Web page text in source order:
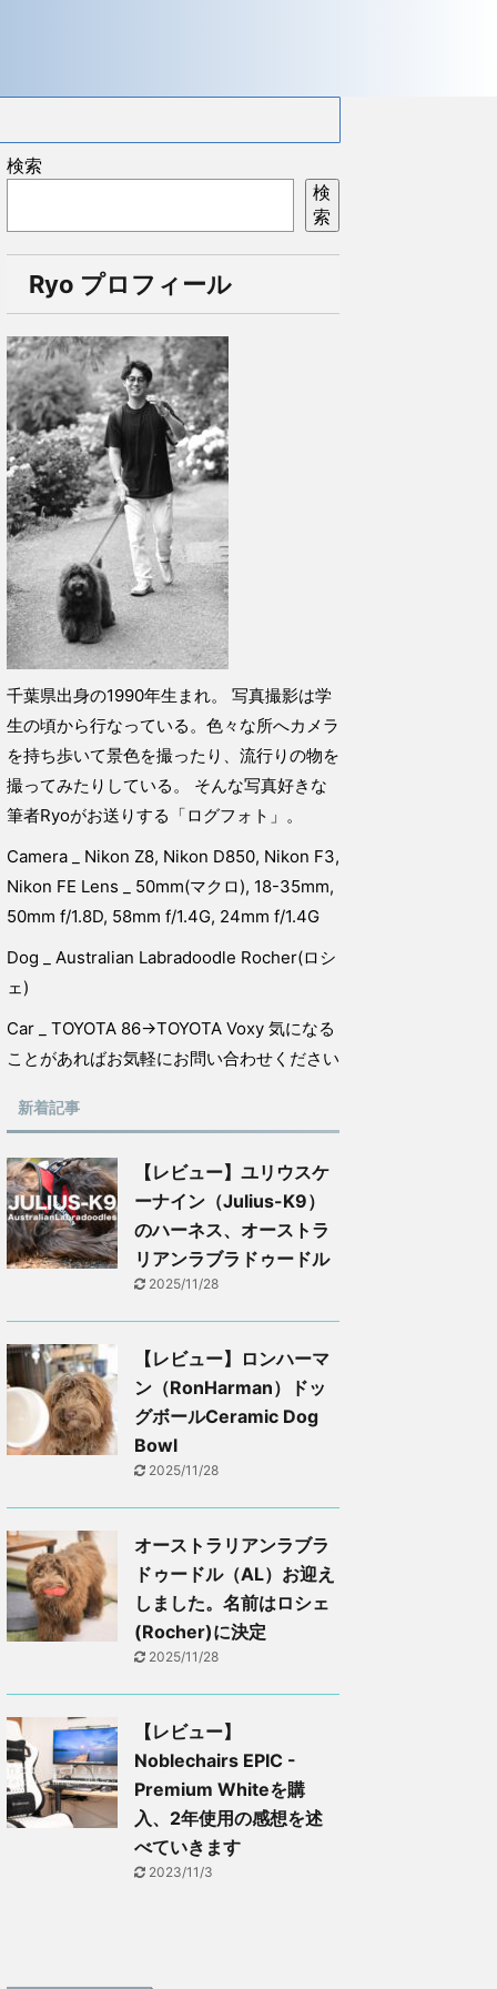
検索
検
索
Ryo プロフィール
千葉県出身の1990年生まれ。 写真撮影は学
生の頃から行なっている。色々な所へカメラ
を持ち歩いて景色を撮ったり、流行りの物を
撮ってみたりしている。 そんな写真好きな
筆者Ryoがお送りする「ログフォト」。
Camera _ Nikon Z8, Nikon D850, Nikon F3,
Nikon FE Lens _ 50mm(マクロ), 18-35mm,
50mm f/1.8D, 58mm f/1.4G, 24mm f/1.4G
Dog _ Australian Labradoodle Rocher(ロシ
ェ)
Car _ TOYOTA 86→TOYOTA Voxy 気になる
ことがあればお気軽にお問い合わせください
新着記事
【レビュー】ユリウスケ
ーナイン（Julius-K9）
のハーネス、オーストラ
リアンラブラドゥードル
2025/11/28
【レビュー】ロンハーマ
ン（RonHarman）ドッ
グボールCeramic Dog
Bowl
2025/11/28
オーストラリアンラブラ
ドゥードル（AL）お迎え
しました。名前はロシェ
(Rocher)に決定
2025/11/28
【レビュー】
Noblechairs EPIC -
Premium Whiteを購
入、2年使用の感想を述
べていきます
2023/11/3